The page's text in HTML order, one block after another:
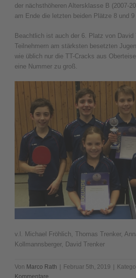
der nächsthöheren Altersklasse B (2007-
am Ende die letzten beiden Plätze 8 und 9
Beachtlich ist auch der 6. Platz von David
Teilnehmern am stärksten besetzten
wie üblich nur die TT-Cracks aus
eine Nummer zu groß.
v.l. Michael Fröhlich, Thomas Trenker,
Kollmannsberger, David Trenker
Von Marco Rath | Februar 5th, 2019 |
Kommentare